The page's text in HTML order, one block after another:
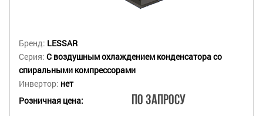
Бренд: LESSAR
Серия: С воздушным охлаждением конденсатора со
спиральными компрессорами
Инвертор: нет
Розничная цена:
По запросу